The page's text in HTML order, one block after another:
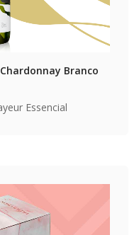
Branco
Essencial